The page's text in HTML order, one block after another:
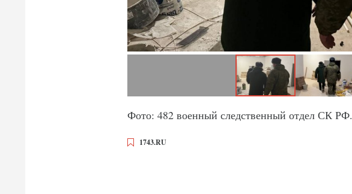
Фото: 482 военный следственный отдел СК РФ.
1743.RU